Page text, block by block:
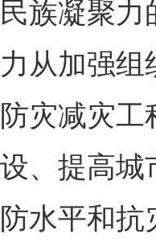
族凝聚
从加强
灾减灾
、提高
水平和